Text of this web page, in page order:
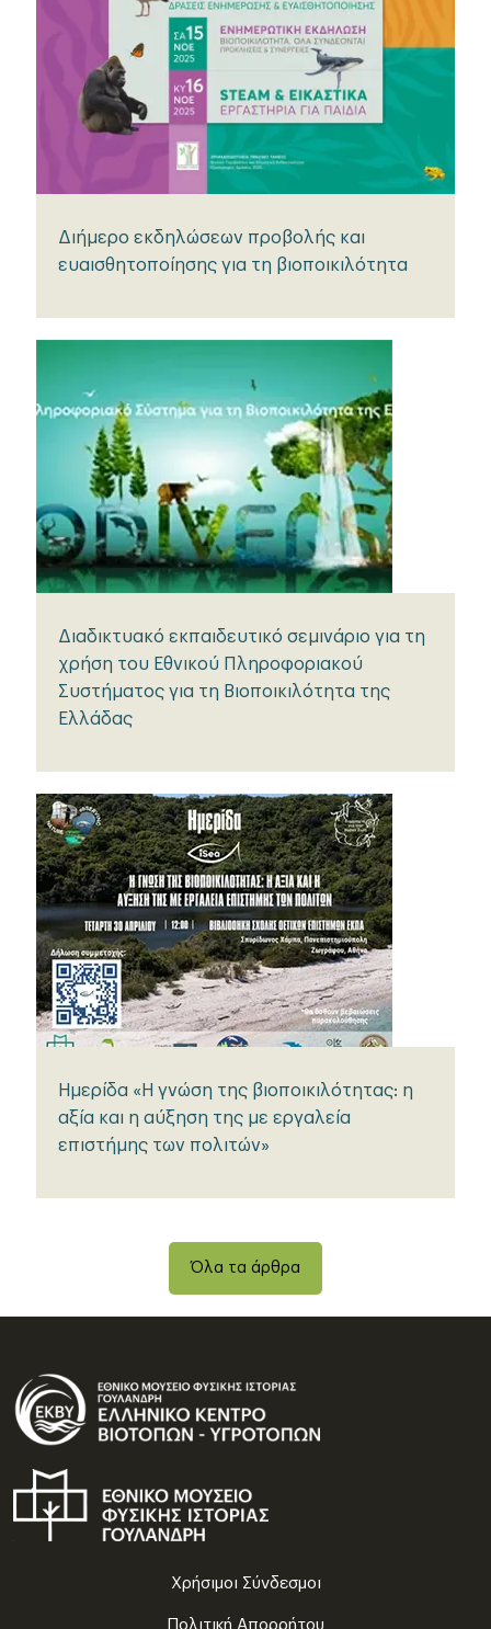
Διήμερο εκδηλώσεων προβολής και
ευαισθητοποίησης για τη βιοποικιλότητα
Διαδικτυακό εκπαιδευτικό σεμινάριο για τη
χρήση του Εθνικού Πληροφοριακού
Συστήματος για τη Βιοποικιλότητα της
Ελλάδας
Ημερίδα «Η γνώση της βιοποικιλότητας: η
αξία και η αύξηση της με εργαλεία
επιστήμης των πολιτών»
Όλα τα άρθρα
Χρήσιμοι Σύνδεσμοι
Πολιτική Απορρήτου